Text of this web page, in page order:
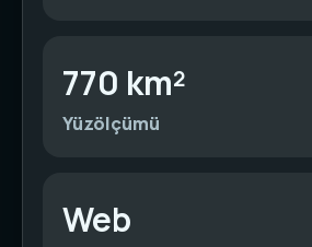
770 km²
Yüzölçümü
Web